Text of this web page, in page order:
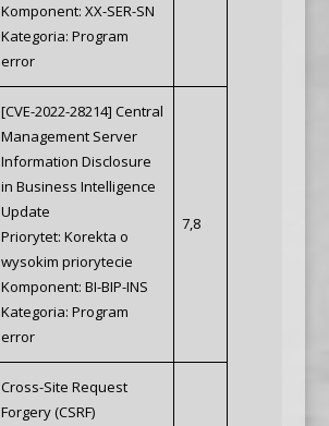
Komponent: XX-SER-SN
Kategoria: Program
error
[CVE-2022-28214] Central
Management Server
Information Disclosure
in Business Intelligence
Update
Priorytet: Korekta o
wysokim priorytecie
Komponent: BI-BIP-INS
Kategoria: Program
error
7,8
Cross-Site Request
Forgery (CSRF)